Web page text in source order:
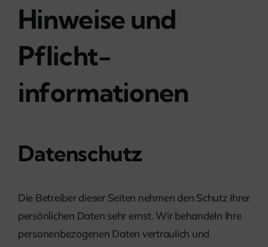
Hinweise und
Pflicht­
informationen
Datenschutz
Die Betreiber dieser Seiten nehmen den Schutz Ihrer
persönlichen Daten sehr ernst. Wir behandeln Ihre
personenbezogenen Daten vertraulich und